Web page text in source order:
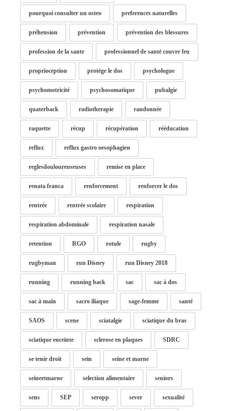
pourquoi consulter un osteo preferences naturelles
préhension prévention prévention des blessures
profession de la sante professionnel de santé couvre feu
proprioception protège le dos psychologue
psychomotricité psychosomatique pubalgie
quaterback radiotherapie randonnée
raquette récup récupération rééducation
reflux reflux gastro oesophagien
reglesdouloureuseuses remise en place
renata franca renforcement renforcer le dos
rentrée rentrée scolaire respiration
respiration abdominale respiration nasale
retention RGO rotule rugby
rugbyman run Disney run Disney 2018
running running back sac sac à dos
sac à main sacro iliaque sage-femme santé
SAOS scene sciatalgie sciatique du bras
sciatique enceinte sclerose en plaques SDRC
se tenir droit sein seine et marne
seineetmarne selection alimentaire seniors
sens SEP seropp sever sexualité